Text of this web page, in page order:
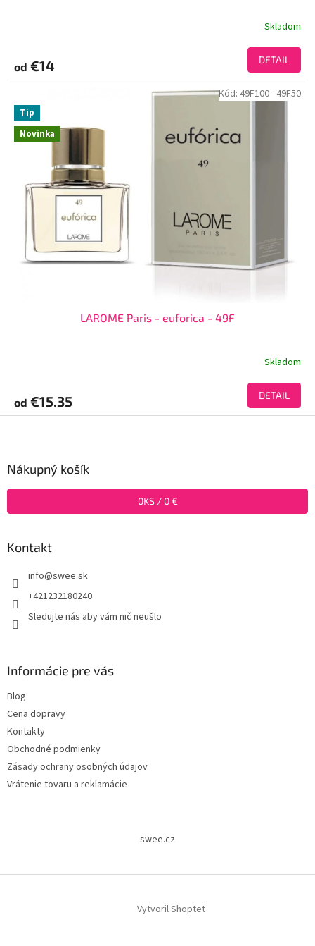
Skladom
od €14 DETAIL
Novinka
Tip
LAROME Paris - euforica - 49F
Skladom
od €15.35 DETAIL
Kód: 49F100- 49F50
Nákupný košík
0KS / 0 €
Kontakt
info@swee.sk
+421232180240
Sledujte nás aby vám nič neušlo
Informácie pre vás
Blog
Cena dopravy
Kontakty
Obchodné podmienky
Zásady ochrany osobných údajov
Vrátenie tovaru a reklamácie
swee.cz
Vytvoril Shoptet